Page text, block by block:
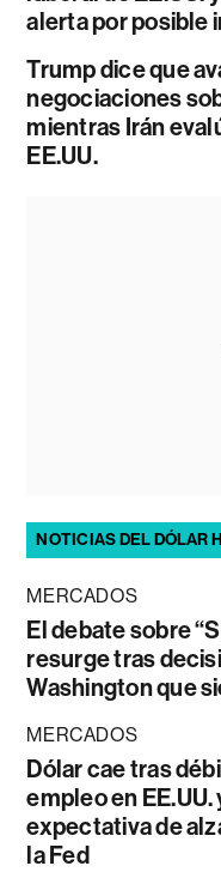
alerta por posible
Trump dice que
negociaciones
mientras Irán
EE.UU.
NOTICIAS DEL DÓLAR
MERCADOS
El debate sobre
resurge tras
Washington que
MERCADOS
Dólar cae tras
empleo en EE.UU.
expectativa de
la Fed